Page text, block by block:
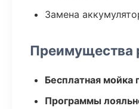
Замена
Преимущества
Бесплатная мойка
Программы